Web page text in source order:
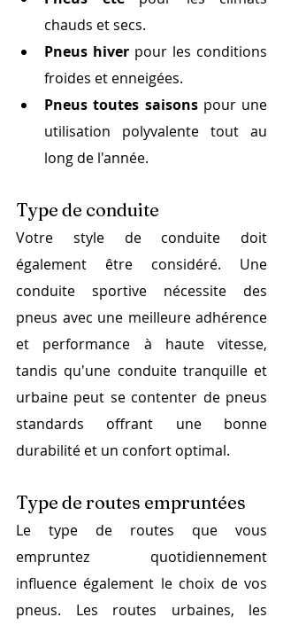
chauds et secs.
Pneus hiver pour les conditions
froides et enneigées.
Pneus toutes saisons pour une
utilisation polyvalente tout au
long de l'année.
Type de conduite
Votre style de conduite doit
également être considéré. Une
conduite sportive nécessite des
pneus avec une meilleure adhérence
et performance à haute vitesse,
tandis qu'une conduite tranquille et
urbaine peut se contenter de pneus
standards offrant une bonne
durabilité et un confort optimal.
Type de routes empruntées
Le type de routes que vous
empruntez quotidiennement
influence également le choix de vos
pneus. Les routes urbaines, les